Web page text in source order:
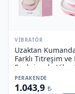
VIBRATÖR
Uzaktan
Farklı Titreşim ve
Fonksiyonlu
PERAKENDE
1.043,9 ₺